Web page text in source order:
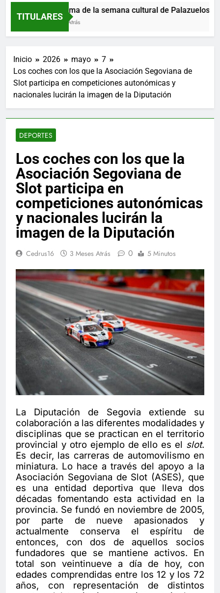
TITULARES
Programa de la semana cultural de Palazuelos de
5 Horas Atrás
Inicio 2026 mayo
7
Los coches con los que la Asociación Segoviana de
Slot participa en competiciones autonómicas y
nacionales lucirán la imagen de la Diputación
DEPORTES
Los coches con los que la
Asociación Segoviana de
Slot participa en
competiciones autonómicas
y nacionales lucirán la
imagen de la Diputación
Cedrus16 3 Meses Atrás 0 5 Minutos
La Diputación de Segovia extiende su
colaboración a las diferentes modalidades y
disciplinas que se practican en el territorio
provincial y otro ejemplo de ello es el slot.
Es decir, las carreras de automovilismo en
miniatura. Lo hace a través del apoyo a la
Asociación Segoviana de Slot (ASES), que
es una entidad deportiva que lleva dos
décadas fomentando esta actividad en la
provincia. Se fundó en noviembre de 2005,
por parte de nueve apasionados y
actualmente conserva el espíritu de
entonces, con dos de aquellos socios
fundadores que se mantiene activos. En
total son veintinueve a día de hoy, con
edades comprendidas entre los 12 y los 72
años, con representación de distintos